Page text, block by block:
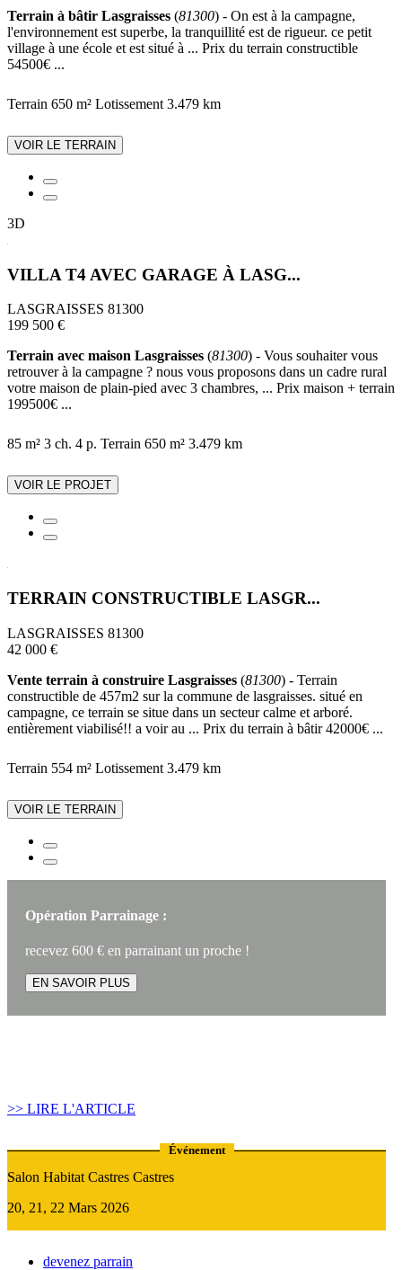
Terrain à bâtir Lasgraisses (81300) - On est à la campagne,
l'environnement est superbe, la tranquillité est de rigueur. ce petit
village à une école et est situé à ... Prix du terrain constructible
54500€ ...
Terrain 650 m² Lotissement 3.479 km
VOIR LE TERRAIN
3D
VILLA T4 AVEC GARAGE À LASG...
LASGRAISSES 81300
199 500 €
Terrain avec maison Lasgraisses (81300) - Vous souhaiter vous
retrouver à la campagne ? nous vous proposons dans un cadre rural
votre maison de plain-pied avec 3 chambres, ... Prix maison + terrain
199500€ ...
85 m² 3 ch. 4 p. Terrain 650 m² 3.479 km
VOIR LE PROJET
TERRAIN CONSTRUCTIBLE LASGR...
LASGRAISSES 81300
42 000 €
Vente terrain à construire Lasgraisses (81300) - Terrain
constructible de 457m2 sur la commune de lasgraisses. situé en
campagne, ce terrain se situe dans un secteur calme et arboré.
entièrement viabilisé!! a voir au ... Prix du terrain à bâtir 42000€ ...
Terrain 554 m² Lotissement 3.479 km
VOIR LE TERRAIN
Opération Parrainage :
recevez 600 € en parrainant un proche !
EN SAVOIR PLUS
>> LIRE L'ARTICLE
Événement
Salon Habitat Castres Castres
20, 21, 22 Mars 2026
devenez parrain